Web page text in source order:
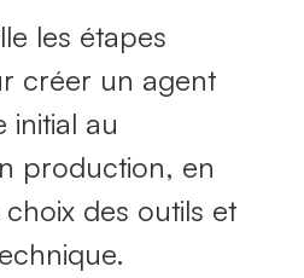
les étapes
créer un agent
initial au
production, en
des outils et